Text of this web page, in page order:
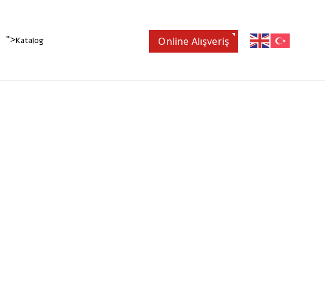
">Katalog Online Alışveriş